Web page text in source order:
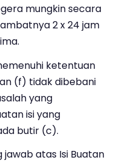
mungkin secara
2 x 24 jam
ketentuan
(f) tidak dibebani
yang
isi yang
butir (c).
atas Isi Buatan